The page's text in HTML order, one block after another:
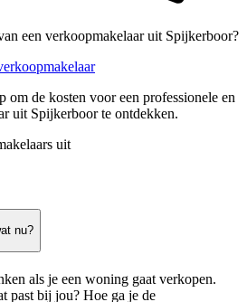
een verkoopmakelaar uit Spijkerboor?
om de kosten voor een professionele en
uit Spijkerboor te ontdekken.
uit
nu?
als je een woning gaat verkopen.
past bij jou? Hoe ga je de